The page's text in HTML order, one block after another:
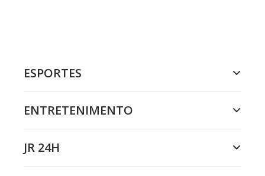
ESPORTES
ENTRETENIMENTO
JR 24H